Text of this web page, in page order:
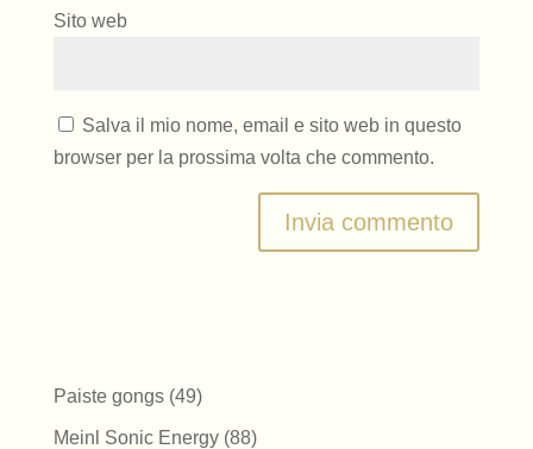
Sito web
Salva il mio nome, email e sito web in questo
browser per la prossima volta che commento.
Paiste gongs 4949
prodotti
Meinl Sonic Energy 8888